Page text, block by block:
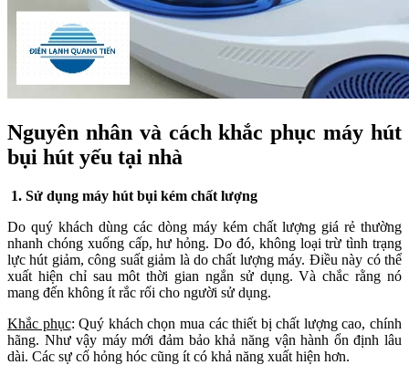
Nguyên nhân và cách khắc phục máy hút
bụi hút yếu tại nhà
1. Sử dụng máy hút bụi kém chất lượng
Do quý khách dùng các dòng máy kém chất lượng giá rẻ thường
nhanh chóng xuống cấp, hư hỏng. Do đó, không loại trừ tình trạng
lực hút giảm, công suất giảm là do chất lượng máy. Điều này có thể
xuất hiện chỉ sau môt thời gian ngắn sử dụng. Và chắc rằng nó
mang đến không ít rắc rối cho người sử dụng.
Khắc phục: Quý khách chọn mua các thiết bị chất lượng cao, chính
hãng. Như vậy máy mới đảm bảo khả năng vận hành ổn định lâu
dài. Các sự cố hỏng hóc cũng ít có khả năng xuất hiện hơn.